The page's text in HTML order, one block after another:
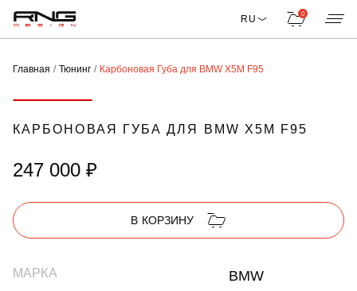
RU 0
Главная Тюнинг Карбоновая Губа для BMW X5M F95
КАРБОНОВАЯ ГУБА ДЛЯ BMW X5M F95
247 000 ₽
В КОРЗИНУ
МАРКА BMW